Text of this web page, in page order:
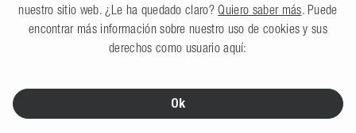
nuestro sitio web. ¿Le ha quedado claro?Quiero saber más . Puede
encontrar más información sobre nuestro uso de cookies y sus
derechos como usuario aquí:
Ok